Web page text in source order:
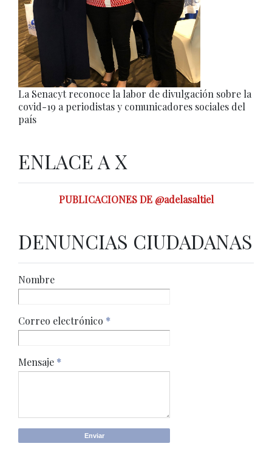
La Senacyt reconoce la labor de divulgación sobre la
covid-19 a periodistas y comunicadores sociales del
país
ENLACE A X
PUBLICACIONES DE @adelasaltiel
DENUNCIAS CIUDADANAS
Nombre
Correo electrónico *
Mensaje *